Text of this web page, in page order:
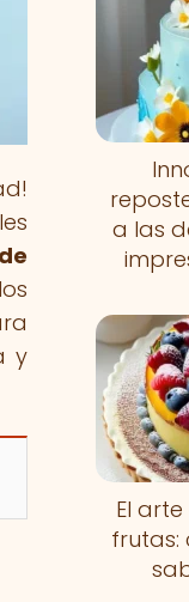
y
a las
El
frutas: